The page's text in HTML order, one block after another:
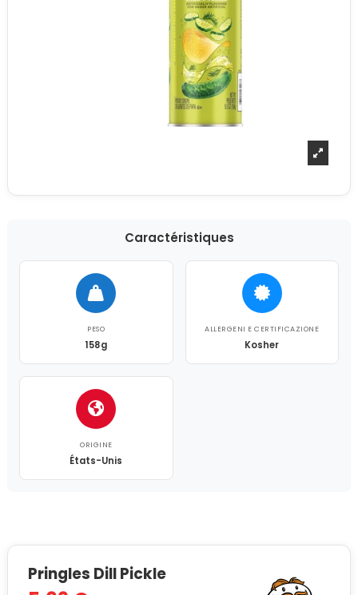
Caractéristiques
PESO
158g
ALLERGENI E CERTIFICAZIONE
Kosher
ORIGINE
États-Unis
Pringles Dill Pickle